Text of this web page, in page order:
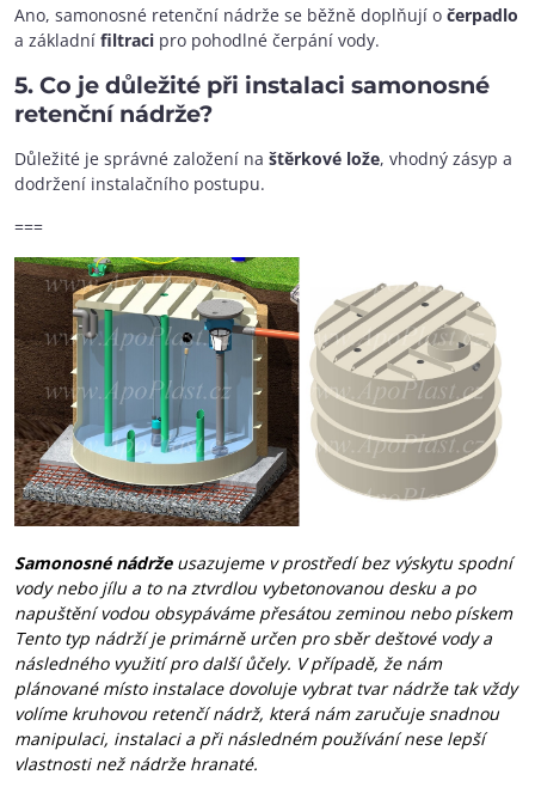
Ano, samonosné retenční nádrže se běžně doplňují o čerpadlo
a základní filtraci pro pohodlné čerpání vody.
5. Co je důležité při instalaci samonosné
retenční nádrže?
Důležité je správné založení na štěrkové lože, vhodný zásyp a
dodržení instalačního postupu.
===
Samonosné nádržeusazujeme v prostředí bez výskytu spodní
vody nebo jílu a to na ztvrdlou vybetonovanou desku a po
napuštění vodou obsypáváme přesátou zeminou nebo pískem
Tento typ nádrží je primárně určen pro sběr deštové vody a
následného využití pro další ůčely. V případě, že nám
plánované místo instalace dovoluje vybrat tvar nádrže tak vždy
volíme kruhovou retenčí nádrž, která nám zaručuje snadnou
manipulaci, instalaci a při následném používání nese lepší
vlastnosti než nádrže hranaté.